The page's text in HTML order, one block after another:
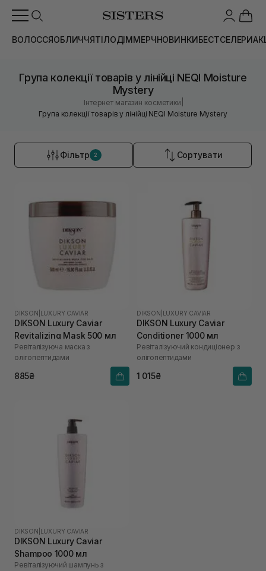
ВОЛОССЯОБЛИЧЧЯТІЛОДІММЕРЧНОВИНКИБЕСТСЕЛЕРИ
Група колекції товарів у лінійці NEQI Moisture
Mystery
Інтернет магазин косметики
Група колекції товарів у лінійці NEQI Moisture Mystery
Фільтр 2 Сортувати
DIKSON LUXURY CAVIAR
DIKSON Luxury Caviar
Revitalizing Mask 500 мл
Ревіталізуюча маска з
олігопептидами
885₴
DIKSON LUXURY CAVIAR
DIKSON Luxury Caviar
Conditioner 1000 мл
Ревіталізуючий кондиціонер з
олігопептидами
1 015₴
DIKSON LUXURY CAVIAR
DIKSON Luxury Caviar
Shampoo 1000 мл
Ревіталізуючий шампунь з